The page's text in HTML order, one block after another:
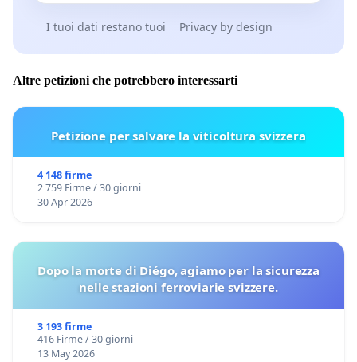
I tuoi dati restano tuoi Privacy by design
Altre petizioni che potrebbero interessarti
Petizione per salvare la viticoltura svizzera
4 148 firme
2 759 Firme / 30 giorni
30 Apr 2026
Dopo la morte di Diégo, agiamo per la sicurezza
nelle stazioni ferroviarie svizzere.
3 193 firme
416 Firme / 30 giorni
13 May 2026